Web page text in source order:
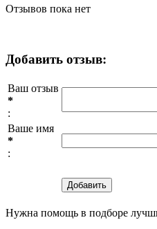
Отзывов пока нет
Добавить отзыв:
Ваш отзыв
*
:
Ваше имя
*
:
Нужна помощь в подборе